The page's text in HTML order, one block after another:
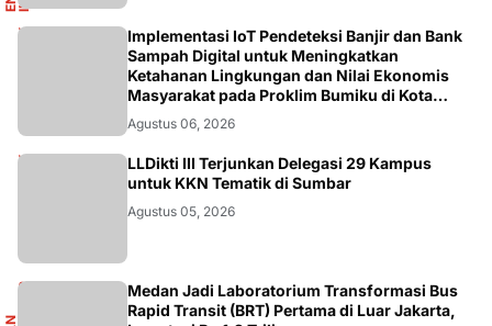
Implementasi IoT Pendeteksi Banjir dan Bank
Sampah Digital untuk Meningkatkan
Ketahanan Lingkungan dan Nilai Ekonomis
Masyarakat pada Proklim Bumiku di Kota
Tangerang
Agustus 06, 2026
LLDikti III Terjunkan Delegasi 29 Kampus
untuk KKN Tematik di Sumbar
Agustus 05, 2026
Medan Jadi Laboratorium Transformasi Bus
Rapid Transit (BRT) Pertama di Luar Jakarta,